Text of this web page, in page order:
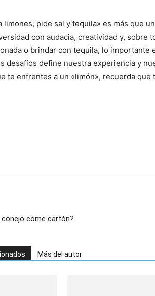
limones, pide sal y tequila» es más que
con audacia, creatividad y, sobre
o brindar con tequila, lo importante
desafíos define nuestra experiencia y
te enfrentes a un «limón», recuerda
conejo come cartón?
Más del autor